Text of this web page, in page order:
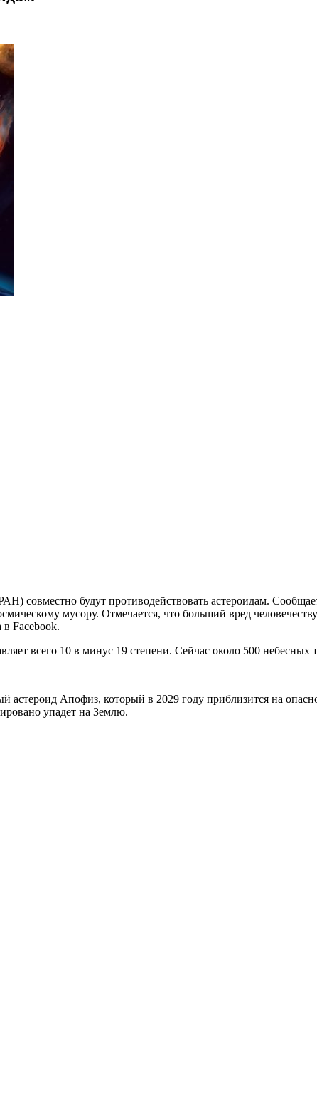
совместно будут противодействовать астероидам.
мусору. Отмечается, что больший вред
Facebook.
всего 10 в минус 19 степени. Сейчас около 500
астероид Апофиз, который в 2029 году приблизится на
упадет на Землю.